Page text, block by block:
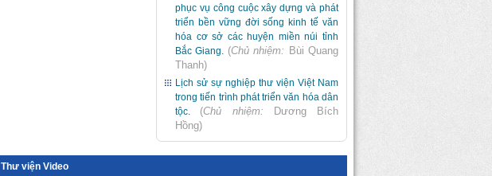
phục vụ công cuộc xây dựng và phát
triển bền vững đời sống kinh tế văn
hóa cơ sở các huyện miền núi tỉnh
Bắc Giang. (Chủ nhiệm: Bùi Quang
Thanh)
Lịch sử sự nghiệp thư viện Việt Nam
trong tiến trình phát triển văn hóa dân
tộc.
(Chủ nhiệm:
Dương Bích
Hồng)
Thư viện Video